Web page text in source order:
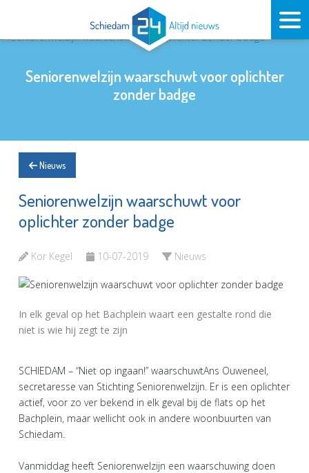
Seniorenwelzijn waarschuwt voor oplichter
zonder badge
Nieuws
Seniorenwelzijn waarschuwt voor
oplichter zonder badge
Kor Kegel 10-07-2019 Nieuws
In elk geval op het Bachplein waart een gestalte rond die
niet is wie hij zegt te zijn
SCHIEDAM – “Niet op ingaan!” waarschuwtAns Ouweneel,
secretaresse van Stichting Seniorenwelzijn. Er is een oplichter
actief, voor zo ver bekend in elk geval bij de flats op het
Bachplein, maar wellicht ook in andere woonbuurten van
Schiedam.
Vanmiddag heeft Seniorenwelzijn een waarschuwing doen